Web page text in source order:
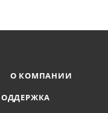
О КОМПАНИИ